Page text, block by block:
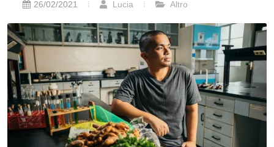
26/02/2021 Lucia Altro